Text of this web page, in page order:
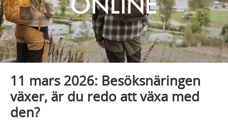
11 mars 2026: Besöksnäringen
växer, är du redo att växa med
den?